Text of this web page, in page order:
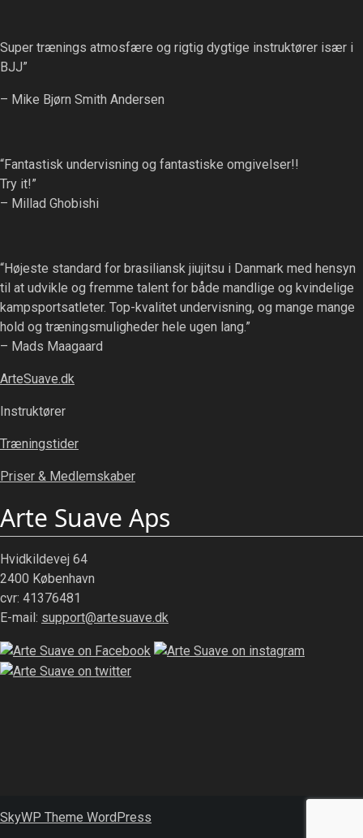
Super trænings atmosfære og rigtig dygtige instruktører især i
BJJ”
– Mike Bjørn Smith Andersen
“Fantastisk undervisning og fantastiske omgivelser!!
Try it!”
– Millad Ghobishi
“Højeste standard for brasiliansk jiujitsu i Danmark med hensyn
til at udvikle og fremme talent for både mandlige og kvindelige
kampsportsatleter. Top-kvalitet undervisning, og mange mange
hold og træningsmuligheder hele ugen lang.”
– Mads Maagaard
ArteSuave.dk
Instruktører
Træningstider
Priser & Medlemskaber
Arte Suave Aps
Hvidkildevej 64
2400 København
cvr: 41376481
E-mail: support@artesuave.dk
SkyWP Theme WordPress